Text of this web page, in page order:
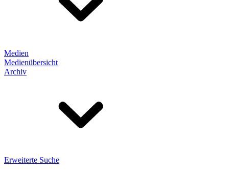
Medien
Medienübersicht
Archiv
Erweiterte Suche